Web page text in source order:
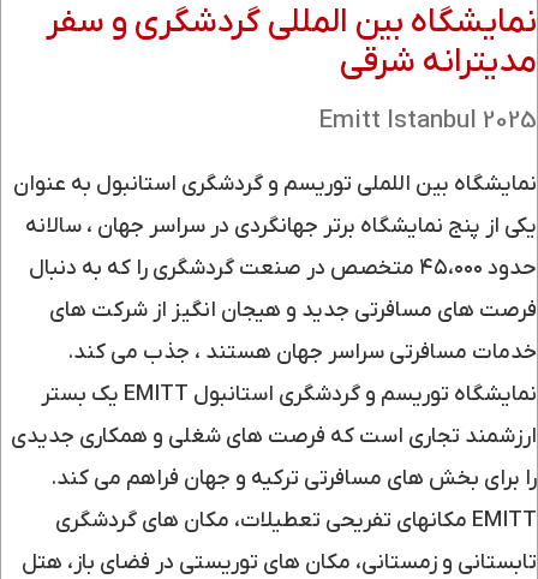
نمایشگاه بین المللی گردشگری و سفر
مدیترانه شرقی
2025 Emitt Istanbul
نمایشگاه بین اللملی توریسم و گردشگری استانبول به عنوان
یکی از پنج نمایشگاه برتر جهانگردی در سراسر جهان ، سالانه
حدود ۴۵،٠٠٠ متخصص در صنعت گردشگری را که به دنبال
فرصت های مسافرتی جدید و هیجان انگیز از شرکت های
خدمات مسافرتی سراسر جهان هستند ، جذب می کند.
نمایشگاه توریسم و گردشگری استانبول EMITT یک بستر
ارزشمند تجاری است که فرصت های شغلی و همکاری جدیدی
را برای بخش های مسافرتی ترکیه و جهان فراهم می کند.
EMITT مکانهای تفریحی تعطیلات، مکان های گردشگری
تابستانی و زمستانی، مکان های توریستی در فضای باز، هتل